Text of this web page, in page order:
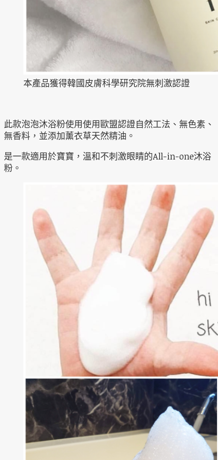
本產品獲得韓國皮膚科學研究院無刺激認證
此款泡泡沐浴粉使用使用歐盟認證自然工法、無色素、
無香料，並添加薰衣草天然精油。
是一款適用於寶寶，溫和不刺激眼睛的All-in-one沐浴
粉。